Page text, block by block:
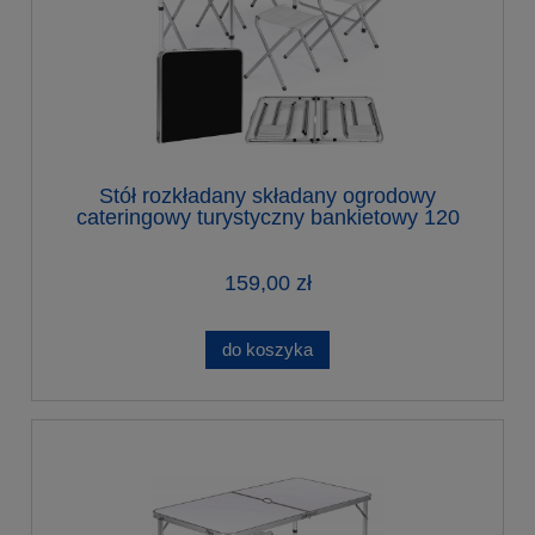
Stół rozkładany składany ogrodowy
cateringowy turystyczny bankietowy 120
159,00 zł
do koszyka